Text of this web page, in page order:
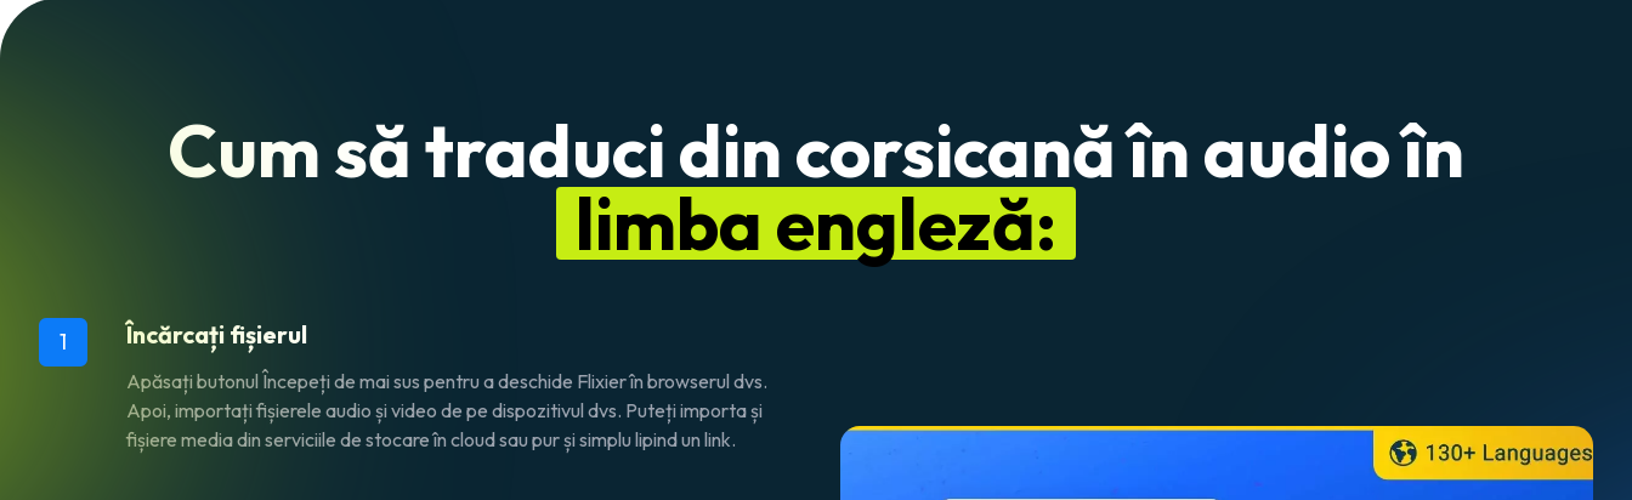
Cum să traduci din corsicană în audio în
limba engleză:
1 Încărcați fișierul
Apăsați butonul Începeți de mai sus pentru a deschide Flixier în browserul dvs.
Apoi, importați fișierele audio și video de pe dispozitivul dvs. Puteți importa și
fișiere media din serviciile de stocare în cloud sau pur și simplu lipind un link.